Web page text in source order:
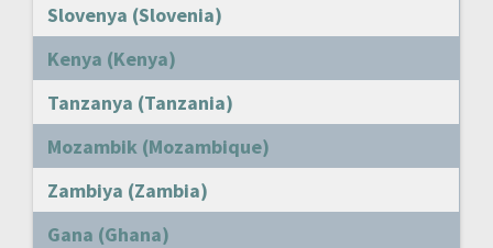
Slovenya (Slovenia)
Kenya (Kenya)
Tanzanya (Tanzania)
Mozambik (Mozambique)
Zambiya (Zambia)
Gana (Ghana)